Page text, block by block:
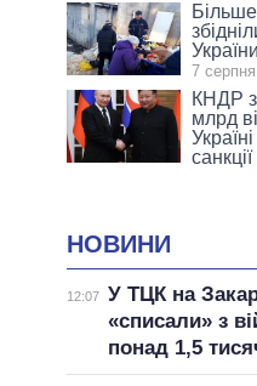
7
КНДР
млрд
НОВИНИ
12:07 У ТЦК на
«списали» з
понад 1,5